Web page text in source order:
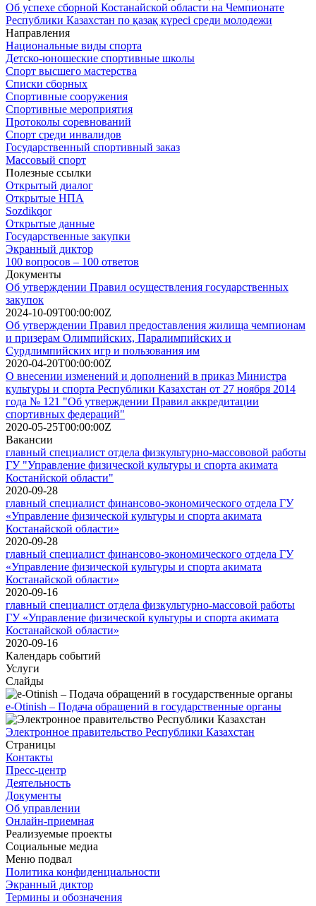
Об успехе сборной Костанайской области на Чемпионате
Республики Казахстан по қазақ күресі среди молодежи
Направления
Национальные виды спорта
Детско-юношеские спортивные школы
Спорт высшего мастерства
Списки сборных
Спортивные сооружения
Спортивные мероприятия
Протоколы соревнований
Спорт среди инвалидов
Государственный спортивный заказ
Массовый спорт
Полезные ссылки
Открытый диалог
Открытые НПА
Sozdikqor
Открытые данные
Государственные закупки
Экранный диктор
100 вопросов – 100 ответов
Документы
Об утверждении Правил осуществления государственных
закупок
2024-10-09T00:00:00Z
Об утверждении Правил предоставления жилища чемпионам
и призерам Олимпийских, Паралимпийских и
Сурдлимпийских игр и пользования им
2020-04-20T00:00:00Z
О внесении изменений и дополнений в приказ Министра
культуры и спорта Республики Казахстан от 27 ноября 2014
года № 121 "Об утверждении Правил аккредитации
спортивных федераций"
2020-05-25T00:00:00Z
Вакансии
главный специалист отдела физкультурно-массововой работы
ГУ "Управление физической культуры и спорта акимата
Костанйской области"
2020-09-28
главный специалист финансово-экономического отдела ГУ
«Управление физической культуры и спорта акимата
Костанайской области»
2020-09-28
главный специалист финансово-экономического отдела ГУ
«Управление физической культуры и спорта акимата
Костанайской области»
2020-09-16
главный специалист отдела физкультурно-массовой работы
ГУ «Управление физической культуры и спорта акимата
Костанайской области»
2020-09-16
Календарь событий
Услуги
Слайды
e-Otinish – Подача обращений в государственные органы
Электронное правительство Республики Казахстан
Страницы
Контакты
Пресс-центр
Деятельность
Документы
Об управлении
Онлайн-приемная
Реализуемые проекты
Социальные медиа
Меню подвал
Политика конфиденциальности
Экранный диктор
Термины и обозначения